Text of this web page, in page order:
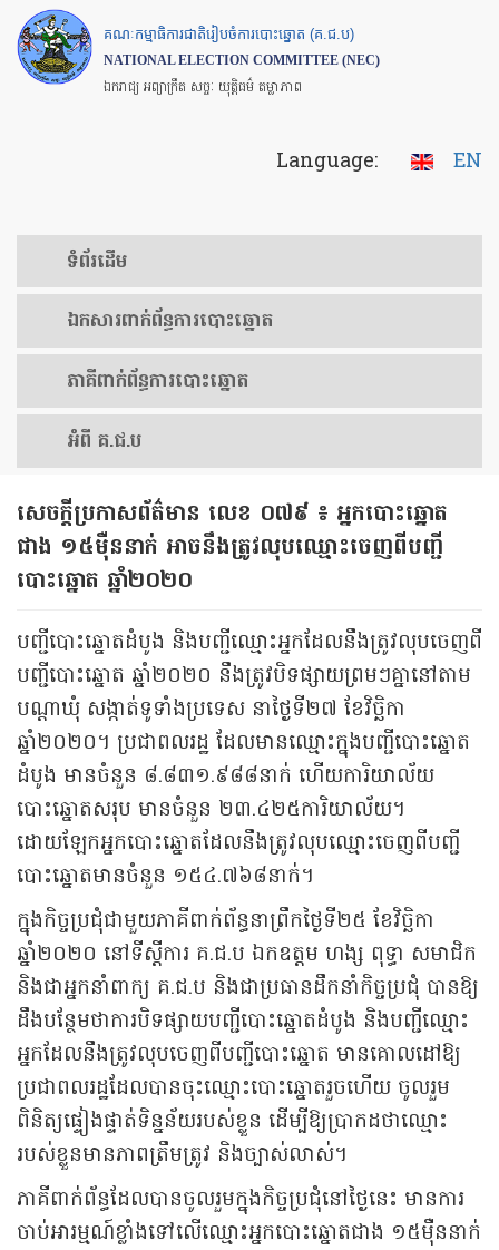
Skip
to
main
គណៈកម្មាធិការជាតិរៀបចំការបោះឆ្នោត (គ.ជ.ប)
NATIONAL ELECTION COMMITTEE (NEC)
ឯករាជ្យ អព្យាក្រឹត សច្ចៈ យុត្តិធម៌ តម្លាភាព
Language: EN
ទំព័រ​ដើម
ឯកសារ​ពាក់ព័ន្ធ​ការ​បោះឆ្នោត
​ភាគីពាក់ព័ន្ធ​​ការ​បោះឆ្នោត
អំពី គ.ជ.ប
សេចក្តីប្រកាសព័ត៌មាន លេខ ០៧៩ ៖ អ្នកបោះឆ្នោត
ជាង ១៥ម៉ឺននាក់ អាចនឹងត្រូវលុបឈ្មោះចេញពីបញ្ជី
បោះឆ្នោត ឆ្នាំ២០២០
បញ្ជីបោះឆ្នោតដំបូង និងបញ្ជីឈ្មោះអ្នកដែលនឹងត្រូវលុបចេញពី
បញ្ជីបោះឆ្នោត ឆ្នាំ២០២០ នឹងត្រូវបិទផ្សាយព្រមៗគ្នានៅតាម
បណ្តាឃុំ សង្កាត់ទូទាំងប្រទេស នាថ្ងៃទី២៧ ខែវិច្ឆិកា
ឆ្នាំ២០២០។ ប្រជាពលរដ្ឋ ដែលមានឈ្មោះក្នុងបញ្ជីបោះឆ្នោត
ដំបូង មានចំនួន ៨.៨៣១.៩៨៨នាក់ ហើយការិយាល័យ
បោះឆ្នោតសរុប មានចំនួន ២៣.៤២៥ការិយាល័យ។
ដោយឡែកអ្នកបោះឆ្នោតដែលនឹងត្រូវលុបឈ្មោះចេញពីបញ្ជី
បោះឆ្នោតមានចំនួន ១៥៤.៧៦៨នាក់។
ក្នុងកិច្ចប្រជុំជាមួយភាគីពាក់ព័ន្ធនាព្រឹកថ្ងៃទី២៥ ខែវិច្ឆិកា
ឆ្នាំ២០២០ នៅទីស្តីការ គ.ជ.ប ឯកឧត្តម ហង្ស ពុទ្ធា សមាជិក
និងជាអ្នកនាំពាក្យ គ.ជ.ប និងជាប្រធានដឹកនាំកិច្ចប្រជុំ បានឱ្យ
ដឹងបន្ថែមថាការបិទផ្សាយបញ្ជីបោះឆ្នោតដំបូង និងបញ្ជីឈ្មោះ
អ្នកដែលនឹងត្រូវលុបចេញពីបញ្ជីបោះឆ្នោត មានគោលដៅឱ្យ
ប្រជាពលរដ្ឋដែលបានចុះឈ្មោះបោះឆ្នោតរួចហើយ ចូលរួម
ពិនិត្យផ្ទៀងផ្ទាត់ទិន្នន័យរបស់ខ្លួន ដើម្បីឱ្យប្រាកដថាឈ្មោះ
របស់ខ្លួនមានភាពត្រឹមត្រូវ និងច្បាស់លាស់។
ភាគីពាក់ព័ន្ធដែលបានចូលរួមក្នុងកិច្ចប្រជុំនៅថ្ងៃនេះ មានការ
ចាប់អារម្មណ៍ខ្លាំងទៅលើឈ្មោះអ្នកបោះឆ្នោតជាង ១៥ម៉ឺននាក់